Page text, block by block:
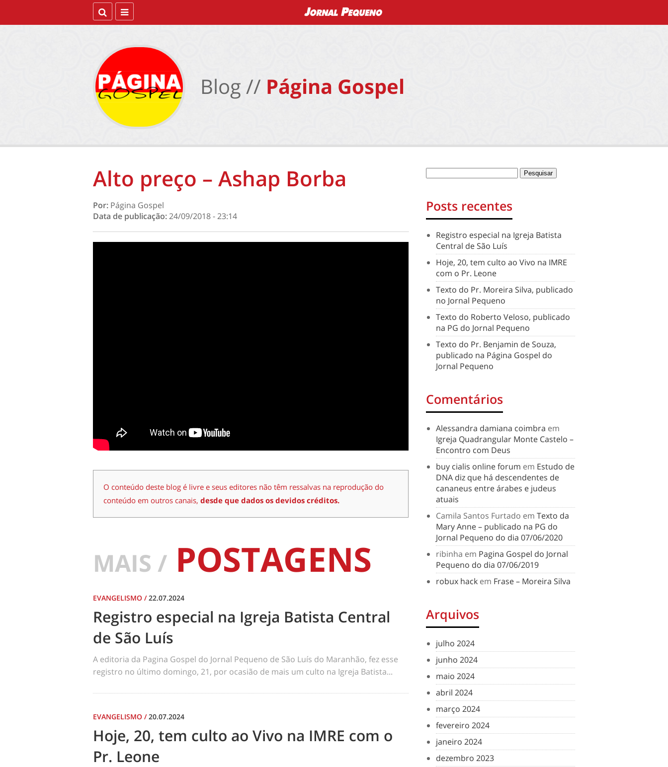
Blog // Página Gospel
Alto preço – Ashap Borba
Por: Página Gospel
Data de publicação:24/09/2018 - 23:14
O conteúdo deste blog é livre e seus editores não têm ressalvas na reprodução do
conteúdo em outros canais, desde que dados os devidos créditos.
MAIS / POSTAGENS
EVANGELISMO /22.07.2024
Registro especial na Igreja Batista Central
de São Luís
A editoria da Pagina Gospel do Jornal Pequeno de São Luís do Maranhão, fez esse
registro no último domingo, 21, por ocasião de mais um culto na Igreja Batista...
EVANGELISMO /20.07.2024
Hoje, 20, tem culto ao Vivo na IMRE com o
Pr. Leone
Posts recentes
Registro especial na Igreja Batista
Central de São Luís
Hoje, 20, tem culto ao Vivo na IMRE
com o Pr. Leone
Texto do Pr. Moreira Silva, publicado
no Jornal Pequeno
Texto do Roberto Veloso, publicado
na PG do Jornal Pequeno
Texto do Pr. Benjamin de Souza,
publicado na Página Gospel do
Jornal Pequeno
Comentários
Alessandra damiana coimbra em
Igreja Quadrangular Monte Castelo –
Encontro com Deus
buy cialis online forum em Estudo de
DNA diz que há descendentes de
cananeus entre árabes e judeus
atuais
Camila Santos Furtado em Texto da
Mary Anne – publicado na PG do
Jornal Pequeno do dia 07/06/2020
ribinha em Pagina Gospel do Jornal
Pequeno do dia 07/06/2019
robux hack em Frase – Moreira Silva
Arquivos
julho 2024
junho 2024
maio 2024
abril 2024
março 2024
fevereiro 2024
janeiro 2024
dezembro 2023